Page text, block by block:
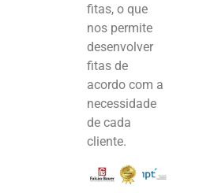
fitas, o que
nos permite
desenvolver
fitas de
acordo com a
necessidade
de cada
cliente.